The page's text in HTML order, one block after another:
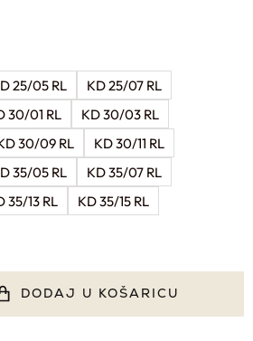
25/05 RL
KD 25/07 RL
30/01 RL
KD 30/03 RL
30/09 RL
KD 30/11 RL
35/05 RL
KD 35/07 RL
35/13 RL
KD 35/15 RL
DODAJ U KOŠARICU